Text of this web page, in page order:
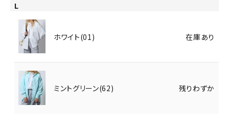
L
ホワイト(01) 在庫あり
ミントグリーン(62) 残りわずか